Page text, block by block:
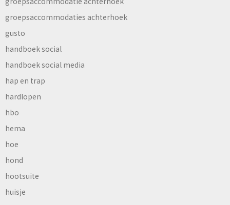
groepsaccommodaties achterhoek
gusto
handboek social
handboek social media
hap en trap
hardlopen
hbo
hema
hoe
hond
hootsuite
huisje